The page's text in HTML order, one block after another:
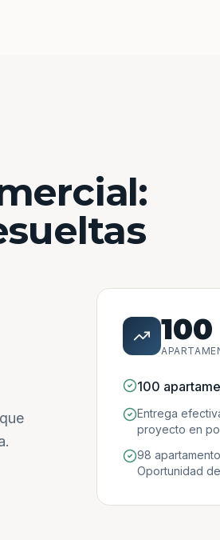
100
100
Entrega
proyecto en
98
Oportunidad